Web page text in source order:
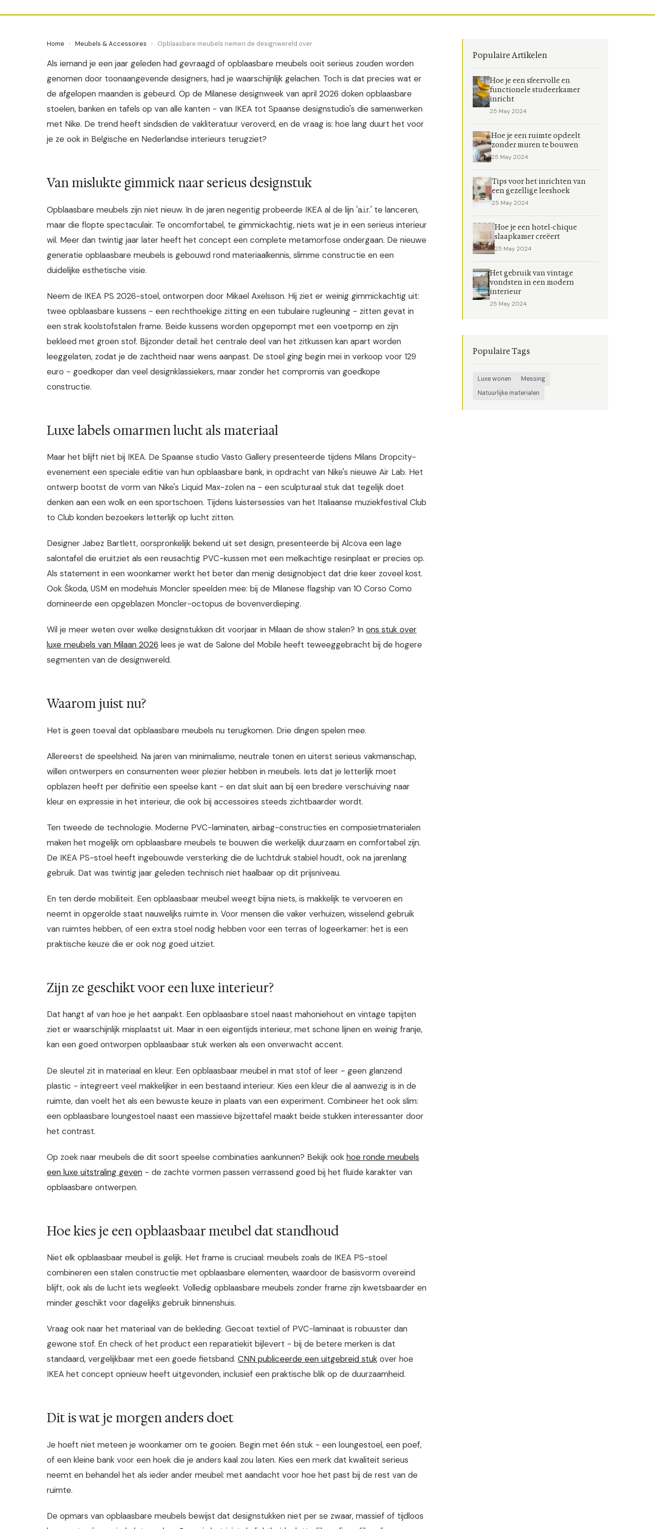
Home › Meubels & Accessoires › Opblaasbare meubels nemen de designwereld over
Als iemand je een jaar geleden had gevraagd of opblaasbare meubels ooit serieus zouden worden
genomen door toonaangevende designers, had je waarschijnlijk gelachen. Toch is dat precies wat er
de afgelopen maanden is gebeurd. Op de Milanese designweek van april 2026 doken opblaasbare
stoelen, banken en tafels op van alle kanten - van IKEA tot Spaanse designstudio's die samenwerken
met Nike. De trend heeft sindsdien de vakliteratuur veroverd, en de vraag is: hoe lang duurt het voor
je ze ook in Belgische en Nederlandse interieurs terugziet?
Van mislukte gimmick naar serieus designstuk
Opblaasbare meubels zijn niet nieuw. In de jaren negentig probeerde IKEA al de lijn 'a.i.r.' te lanceren,
maar die flopte spectaculair. Te oncomfortabel, te gimmickachtig, niets wat je in een serieus interieur
wil. Meer dan twintig jaar later heeft het concept een complete metamorfose ondergaan. De nieuwe
generatie opblaasbare meubels is gebouwd rond materiaalkennis, slimme constructie en een
duidelijke esthetische visie.
Neem de IKEA PS 2026-stoel, ontworpen door Mikael Axelsson. Hij ziet er weinig gimmickachtig uit:
twee opblaasbare kussens - een rechthoekige zitting en een tubulaire rugleuning - zitten gevat in
een strak koolstofstalen frame. Beide kussens worden opgepompt met een voetpomp en zijn
bekleed met groen stof. Bijzonder detail: het centrale deel van het zitkussen kan apart worden
leeggelaten, zodat je de zachtheid naar wens aanpast. De stoel ging begin mei in verkoop voor 129
euro - goedkoper dan veel designklassiekers, maar zonder het compromis van goedkope
constructie.
Luxe labels omarmen lucht als materiaal
Maar het blijft niet bij IKEA. De Spaanse studio Vasto Gallery presenteerde tijdens Milans Dropcity-
evenement een speciale editie van hun opblaasbare bank, in opdracht van Nike's nieuwe Air Lab. Het
ontwerp bootst de vorm van Nike's Liquid Max-zolen na - een sculpturaal stuk dat tegelijk doet
denken aan een wolk en een sportschoen. Tijdens luistersessies van het Italiaanse muziekfestival Club
to Club konden bezoekers letterlijk op lucht zitten.
Designer Jabez Bartlett, oorspronkelijk bekend uit set design, presenteerde bij Alcova een lage
salontafel die eruitziet als een reusachtig PVC-kussen met een melkachtige resinplaat er precies op.
Als statement in een woonkamer werkt het beter dan menig designobject dat drie keer zoveel kost.
Ook Škoda, USM en modehuis Moncler speelden mee: bij de Milanese flagship van 10 Corso Como
domineerde een opgeblazen Moncler-octopus de bovenverdieping.
Wil je meer weten over welke designstukken dit voorjaar in Milaan de show stalen? In ons stuk over
luxe meubels van Milaan 2026 lees je wat de Salone del Mobile heeft teweeggebracht bij de hogere
segmenten van de designwereld.
Waarom juist nu?
Het is geen toeval dat opblaasbare meubels nu terugkomen. Drie dingen spelen mee.
Allereerst de speelsheid. Na jaren van minimalisme, neutrale tonen en uiterst serieus vakmanschap,
willen ontwerpers en consumenten weer plezier hebben in meubels. Iets dat je letterlijk moet
opblazen heeft per definitie een speelse kant - en dat sluit aan bij een bredere verschuiving naar
kleur en expressie in het interieur, die ook bij accessoires steeds zichtbaarder wordt.
Ten tweede de technologie. Moderne PVC-laminaten, airbag-constructies en composietmaterialen
maken het mogelijk om opblaasbare meubels te bouwen die werkelijk duurzaam en comfortabel zijn.
De IKEA PS-stoel heeft ingebouwde versterking die de luchtdruk stabiel houdt, ook na jarenlang
gebruik. Dat was twintig jaar geleden technisch niet haalbaar op dit prijsniveau.
En ten derde mobiliteit. Een opblaasbaar meubel weegt bijna niets, is makkelijk te vervoeren en
neemt in opgerolde staat nauwelijks ruimte in. Voor mensen die vaker verhuizen, wisselend gebruik
van ruimtes hebben, of een extra stoel nodig hebben voor een terras of logeerkamer: het is een
praktische keuze die er ook nog goed uitziet.
Zijn ze geschikt voor een luxe interieur?
Dat hangt af van hoe je het aanpakt. Een opblaasbare stoel naast mahoniehout en vintage tapijten
ziet er waarschijnlijk misplaatst uit. Maar in een eigentijds interieur, met schone lijnen en weinig franje,
kan een goed ontworpen opblaasbaar stuk werken als een onverwacht accent.
De sleutel zit in materiaal en kleur. Een opblaasbaar meubel in mat stof of leer - geen glanzend
plastic - integreert veel makkelijker in een bestaand interieur. Kies een kleur die al aanwezig is in de
ruimte, dan voelt het als een bewuste keuze in plaats van een experiment. Combineer het ook slim:
een opblaasbare loungestoel naast een massieve bijzettafel maakt beide stukken interessanter door
het contrast.
Op zoek naar meubels die dit soort speelse combinaties aankunnen? Bekijk ook hoe ronde meubels
een luxe uitstraling geven - de zachte vormen passen verrassend goed bij het fluïde karakter van
opblaasbare ontwerpen.
Hoe kies je een opblaasbaar meubel dat standhoud
Niet elk opblaasbaar meubel is gelijk. Het frame is cruciaal: meubels zoals de IKEA PS-stoel
combineren een stalen constructie met opblaasbare elementen, waardoor de basisvorm overeind
blijft, ook als de lucht iets wegleekt. Volledig opblaasbare meubels zonder frame zijn kwetsbaarder en
minder geschikt voor dagelijks gebruik binnenshuis.
Vraag ook naar het materiaal van de bekleding. Gecoat textiel of PVC-laminaat is robuuster dan
gewone stof. En check of het product een reparatiekit bijlevert - bij de betere merken is dat
standaard, vergelijkbaar met een goede fietsband. CNN publiceerde een uitgebreid stuk over hoe
IKEA het concept opnieuw heeft uitgevonden, inclusief een praktische blik op de duurzaamheid.
Dit is wat je morgen anders doet
Je hoeft niet meteen je woonkamer om te gooien. Begin met één stuk - een loungestoel, een poef,
of een kleine bank voor een hoek die je anders kaal zou laten. Kies een merk dat kwaliteit serieus
neemt en behandel het als ieder ander meubel: met aandacht voor hoe het past bij de rest van de
ruimte.
De opmars van opblaasbare meubels bewijst dat designstukken niet per se zwaar, massief of tijdloos
Populaire Artikelen
Hoe je een sfeervolle en
functionele studeerkamer
inricht
25 May 2024
Hoe je een ruimte opdeelt
zonder muren te bouwen
25 May 2024
Tips voor het inrichten van
een gezellige leeshoek
25 May 2024
Hoe je een hotel-chique
slaapkamer creëert
25 May 2024
Het gebruik van vintage
vondsten in een modern
interieur
25 May 2024
Populaire Tags
Luxe wonen
Messing
Natuurlijke materialen